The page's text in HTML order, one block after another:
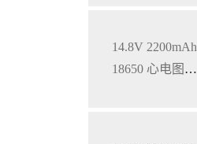
14.8V 2200mAh
18650 心电图机